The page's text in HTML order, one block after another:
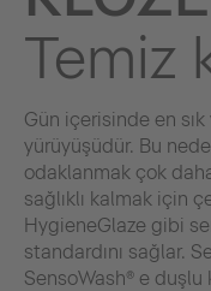
Temiz
Gün içerisinde en
yürüyüşüdür. Bu
odaklanmak çok
sağlıklı kalmak için
HygieneGlaze gibi
standardını sağlar.
SensoWash® e